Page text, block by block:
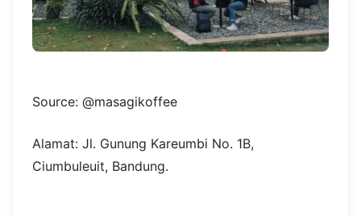
Source: @masagikoffee
Alamat: Jl. Gunung Kareumbi No. 1B,
Ciumbuleuit, Bandung.